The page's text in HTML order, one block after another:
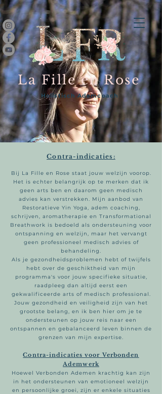
La Fille en Rose
Holistisch Ademcoach
Contra-indicaties:
Bij La Fille en Rose staat jouw welzijn voorop.
Het is echter belangrijk op te merken dat ik
geen arts ben en daarom geen medisch
advies kan verstrekken. Mijn aanbod van
Restoratieve Yin Yoga, adem coaching,
schrijven, aromatherapie en Transformational
Breathwork is bedoeld als ondersteuning voor
ontspanning en welzijn, maar het vervangt
geen professioneel medisch advies of
behandeling.
Als je gezondheidsproblemen hebt of twijfels
hebt over de geschiktheid van mijn
programma's voor jouw specifieke situatie,
raadpleeg dan altijd eerst een
gekwalificeerde arts of medisch professional.
Jouw gezondheid en veiligheid zijn van het
grootste belang, en ik ben hier om je te
ondersteunen op jouw reis naar een
ontspannen en gebalanceerd leven binnen de
grenzen van mijn expertise.
Contra-indicaties voor Verbonden
Ademwerk
Hoewel Verbonden Ademen krachtig kan zijn
in het ondersteunen van emotioneel welzijn
en persoonlijke groei, zijn er enkele situaties